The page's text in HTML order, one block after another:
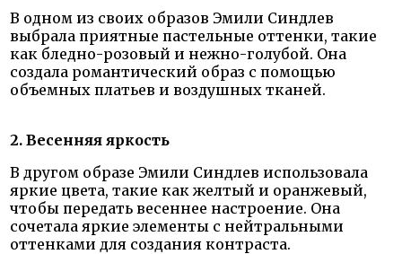
В одном из своих образов Эмили Синдлев
выбрала приятные пастельные оттенки, такие
как бледно-розовый и нежно-голубой. Она
создала романтический образ с помощью
объемных платьев и воздушных тканей.
2. Весенняя яркость
В другом образе Эмили Синдлев использовала
яркие цвета, такие как желтый и оранжевый,
чтобы передать весеннее настроение. Она
сочетала яркие элементы с нейтральными
оттенками для создания контраста.